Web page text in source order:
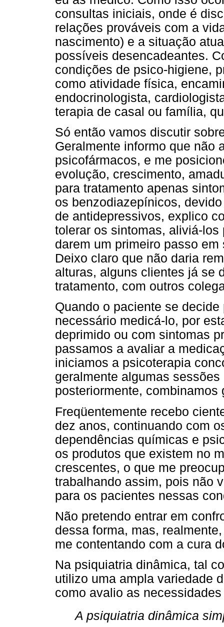
consultas iniciais, onde é
relações prováveis com a
nascimento) e a situação
possíveis desencadeantes.
condições de psico-higiene,
como atividade física,
endocrinologista,
terapia de casal ou família,
Só então vamos discutir
Geralmente informo que não
psicofármacos, e me
evolução, crescimento,
para tratamento apenas
os benzodiazepínicos,
de antidepressivos, explico
tolerar os sintomas, aliviá-
darem um primeiro passo
Deixo claro que não daria
alturas, alguns clientes já se
tratamento, com outros
Quando o paciente se
necessário medicá-lo, por
deprimido ou com sintomas
passamos a avaliar a
iniciamos a psicoterapia
geralmente algumas
posteriormente, combinamos
Freqüentemente recebo
dez anos, continuando com
dependências químicas e
os produtos que existem no
crescentes, o que me
trabalhando assim, pois não
para os pacientes nessas
Não pretendo entrar em
dessa forma, mas,
me contentando com a cura
Na psiquiatria dinâmica, tal
utilizo uma ampla variedade
como avalio as
A psiquiatria dinâmica